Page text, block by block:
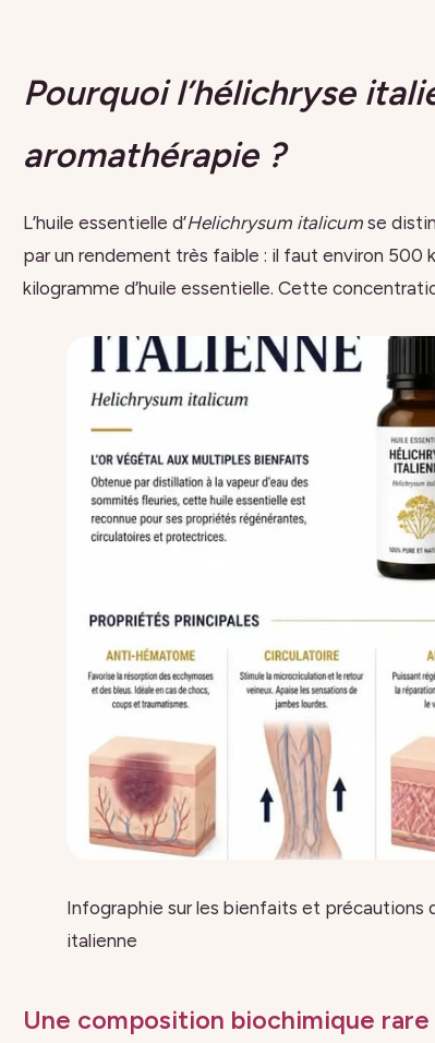
Pourquoi l’hélichryse
aromathérapie ?
L’huile essentielle d’Helichrysum italicum se
par un rendement très faible : il faut environ 500
kilogramme d’huile essentielle. Cette
Infographie sur les bienfaits et précautions
italienne
Une composition biochimique